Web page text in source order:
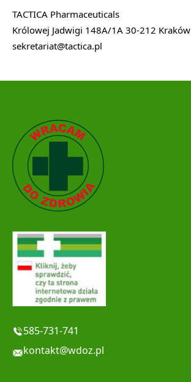
TACTICA Pharmaceuticals
Królowej Jadwigi 148A/1A 30-212 Kraków
sekretariat@tactica.pl
585-731-741
kontakt@wdoz.pl